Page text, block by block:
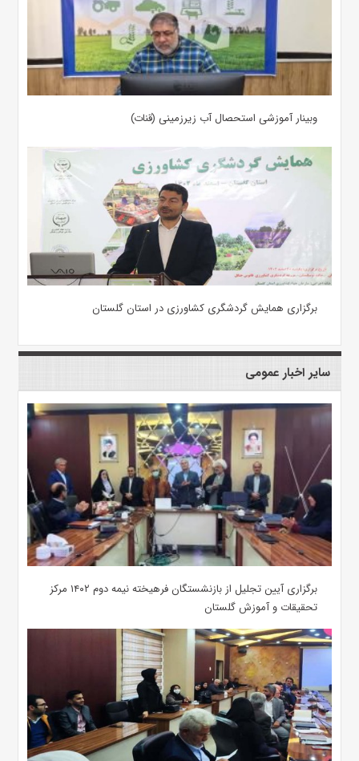
وبینار آموزشی استحصال آب زیرزمینی (قنات)
برگزاری همایش گردشگری کشاورزی در استان گلستان
سایر اخبار عمومی
برگزاری آیین تجلیل از بازنشستگان فرهیخته نیمه دوم ۱۴۰۲ مرکز
تحقیقات و آموزش گلستان